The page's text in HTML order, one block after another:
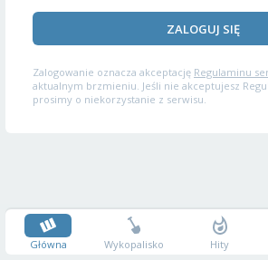
ZALOGUJ SIĘ
Zalogowanie oznacza akceptację Regulaminu
aktualnym brzmieniu. Jeśli nie akceptujesz
prosimy o niekorzystanie z serwisu.
Główna Wykopalisko Hity